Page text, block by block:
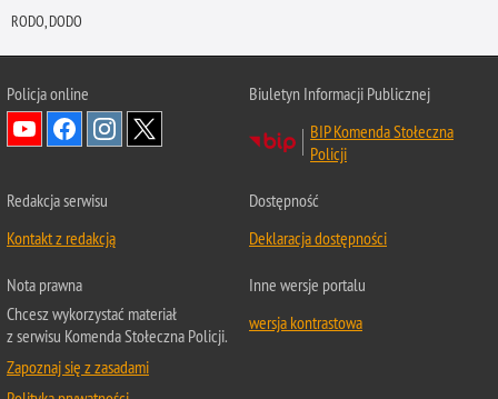
RODO, DODO
Policja online
Biuletyn Informacji Publicznej
BIP Komenda Stołeczna
Policji
Redakcja serwisu
Kontakt z redakcją
Dostępność
Deklaracja dostępności
Nota prawna
Chcesz wykorzystać materiał
z serwisu Komenda Stołeczna Policji.
Zapoznaj się z zasadami
Inne wersje portalu
wersja kontrastowa